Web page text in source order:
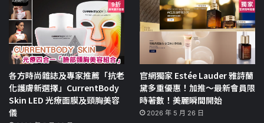
各方時尚雜誌及專家推薦「抗老
化護膚新選擇」CurrentBody
Skin LED 光療面膜及頸胸美容
儀
官網獨家 Estée Lauder 雅詩蘭
黛多重優惠！加推～最新會員限
時著數！美麗瞬間開始
2026 年 5 月 26 日